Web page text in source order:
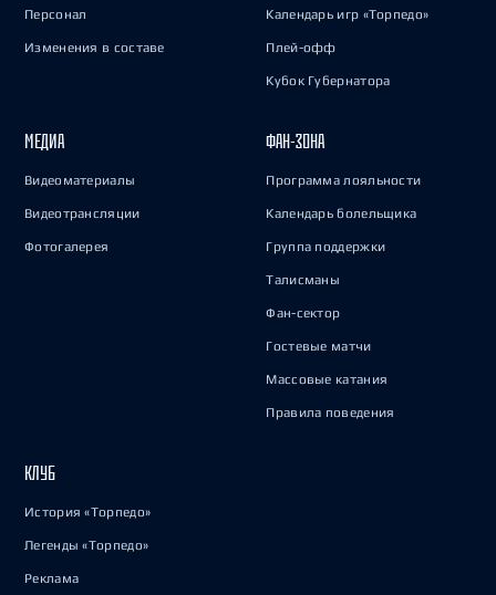
Персонал
Изменения в составе
Календарь игр «Торпедо»
Плей-офф
Кубок Губернатора
МЕДИА
Видеоматериалы
Видеотрансляции
Фотогалерея
ФАН-ЗОНА
Программа лояльности
Календарь болельщика
Группа поддержки
Талисманы
Фан-сектор
Гостевые матчи
Массовые катания
Правила поведения
КЛУБ
История «Торпедо»
Легенды «Торпедо»
Реклама